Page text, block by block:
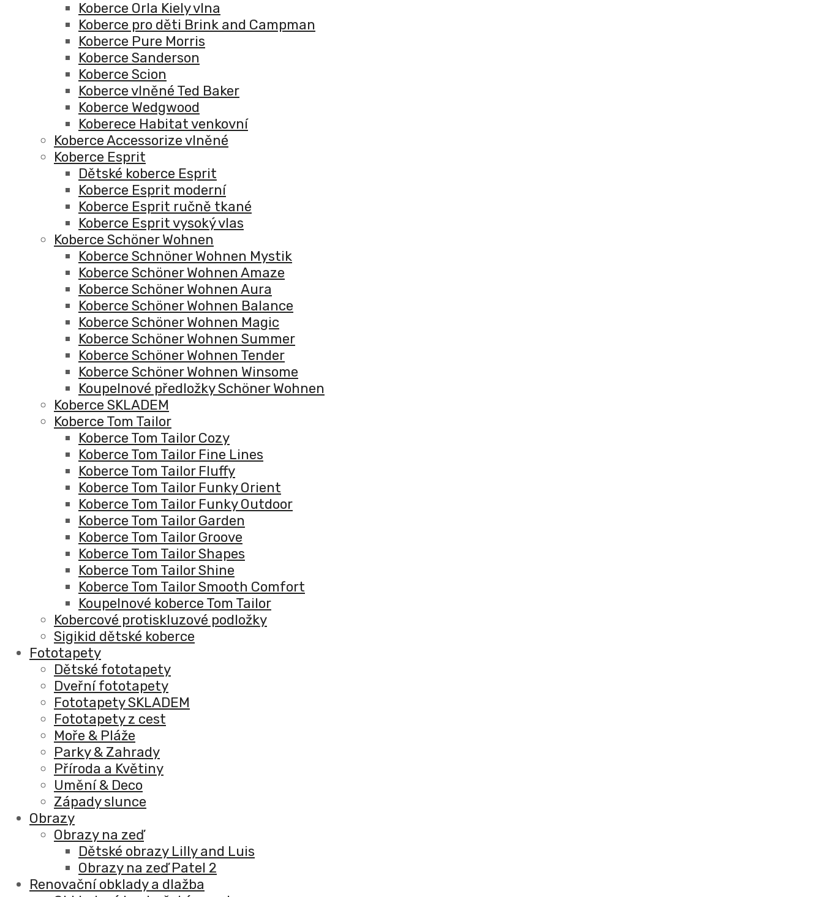
Koberce Orla Kiely vlna
Koberce pro děti Brink and Campman
Koberce Pure Morris
Koberce Sanderson
Koberce Scion
Koberce vlněné Ted Baker
Koberce Wedgwood
Koberece Habitat venkovní
Koberce Accessorize vlněné
Koberce Esprit
Dětské koberce Esprit
Koberce Esprit moderní
Koberce Esprit ručně tkané
Koberce Esprit vysoký vlas
Koberce Schöner Wohnen
Koberce Schnöner Wohnen Mystik
Koberce Schöner Wohnen Amaze
Koberce Schöner Wohnen Aura
Koberce Schöner Wohnen Balance
Koberce Schöner Wohnen Magic
Koberce Schöner Wohnen Summer
Koberce Schöner Wohnen Tender
Koberce Schöner Wohnen Winsome
Koupelnové předložky Schöner Wohnen
Koberce SKLADEM
Koberce Tom Tailor
Koberce Tom Tailor Cozy
Koberce Tom Tailor Fine Lines
Koberce Tom Tailor Fluffy
Koberce Tom Tailor Funky Orient
Koberce Tom Tailor Funky Outdoor
Koberce Tom Tailor Garden
Koberce Tom Tailor Groove
Koberce Tom Tailor Shapes
Koberce Tom Tailor Shine
Koberce Tom Tailor Smooth Comfort
Koupelnové koberce Tom Tailor
Kobercové protiskluzové podložky
Sigikid dětské koberce
Fototapety
Dětské fototapety
Dveřní fototapety
Fototapety SKLADEM
Fototapety z cest
Moře & Pláže
Parky & Zahrady
Příroda a Květiny
Umění & Deco
Západy slunce
Obrazy
Obrazy na zeď
Dětské obrazy Lilly and Luis
Obrazy na zeď Patel 2
Renovační obklady a dlažba